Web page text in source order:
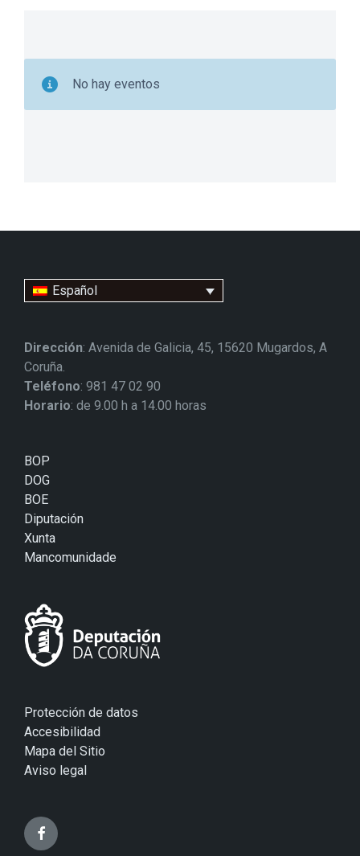
No hay eventos
Español
Dirección: Avenida de Galicia, 45, 15620 Mugardos, A
Coruña.
Teléfono: 981 47 02 90
Horario: de 9.00 h a 14.00 horas
BOP
DOG
BOE
Diputación
Xunta
Mancomunidade
Protección de datos
Accesibilidad
Mapa del Sitio
Aviso legal